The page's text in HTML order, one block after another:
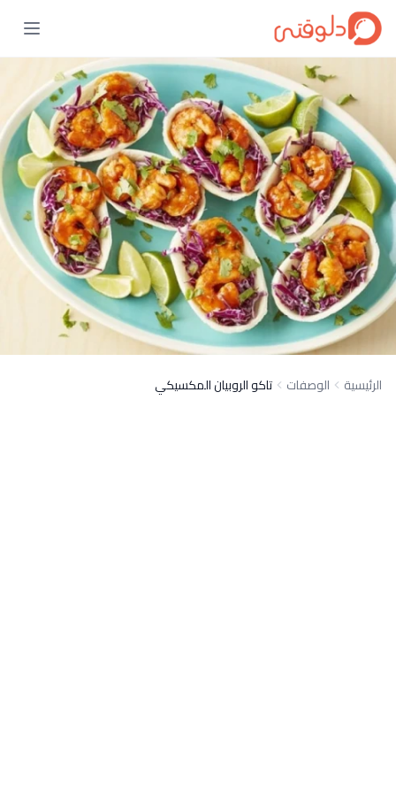
الرئيسية الوصفات تاكو الروبيان المكسيكي